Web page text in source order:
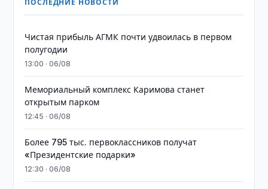
ПОСЛЕДНИЕ НОВОСТИ
Чистая прибыль АГМК почти удвоилась в первом
полугодии
13:00 · 06/08
Мемориальный комплекс Каримова станет
открытым парком
12:45 · 06/08
Более 795 тыс. первоклассников получат
«Президентские подарки»
12:30 · 06/08